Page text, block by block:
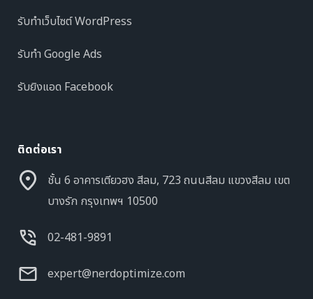
รับทำเว็บไซต์ WordPress
รับทำ Google Ads
รับยิงแอด Facebook
ติดต่อเรา
ชั้น 6 อาคารเตียวฮง สีลม, 723 ถนนสีลม แขวงสีลม เขต
บางรัก กรุงเทพฯ 10500
02-481-9891
expert@nerdoptimize.com